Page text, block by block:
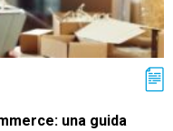
una guida